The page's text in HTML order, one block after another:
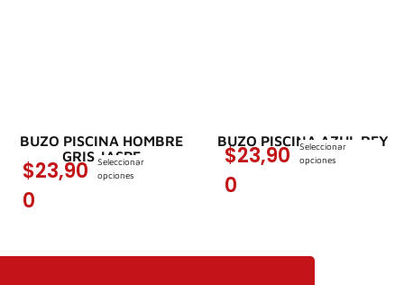
BUZO PISCINA HOMBRE
GRIS JASPE
$23,90
0
Seleccionar
opciones
BUZO PISCINA AZUL REY
$23,90
0
Seleccionar
opciones